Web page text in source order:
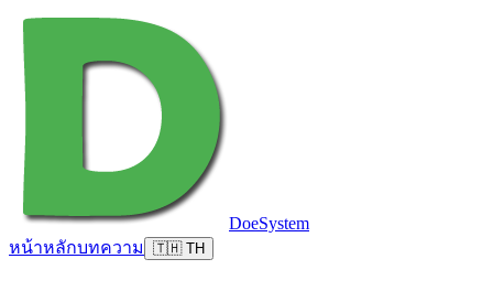
DoeSystem
หน้าหลักบทความ 🇹🇭 TH